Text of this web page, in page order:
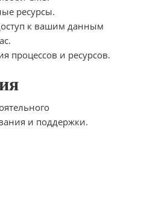
ресурсы.
к вашим данным
процессов и ресурсов.
и поддержки.